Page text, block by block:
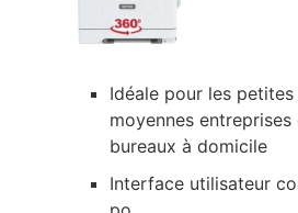
Idéale pour les petites
moyennes
bureaux à domicile
Interface utilisateur